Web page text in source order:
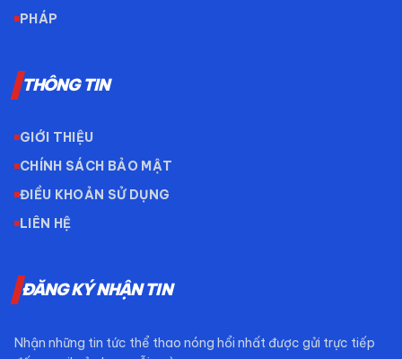
PHÁP
THÔNG TIN
GIỚI THIỆU
CHÍNH SÁCH BẢO MẬT
ĐIỀU KHOẢN SỬ DỤNG
LIÊN HỆ
ĐĂNG KÝ NHẬN TIN
Nhận những tin tức thể thao nóng hổi nhất được gửi trực tiếp